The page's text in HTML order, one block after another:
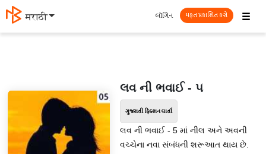
मराठी ☰
લૉગિન મફત પ્રકાશિત કરો
લવ ની ભવાઈ - ૫
ગુજરાતી ફિક્શન વાર્તા
લવ ની ભવાઈ - 5 માં નીલ અને અવની
વચ્ચેના નવા સંબંધની શરૂઆત થાય છે.